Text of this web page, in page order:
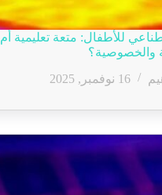
للأطفال: متعة تعليمية أم
والخصوصية؟
16 نوفمبر, 2025